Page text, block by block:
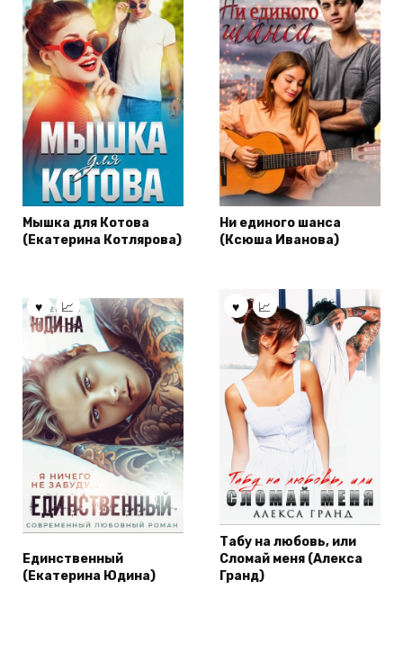
Мышка для Котова
(Екатерина Котлярова)
Ни единого шанса
(Ксюша Иванова)
Единственный
(Екатерина Юдина)
Табу на любовь, или
Сломай меня (Алекса
Гранд)